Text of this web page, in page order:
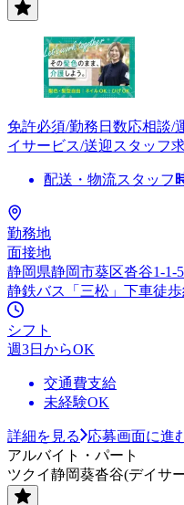
免許必須/勤務日数応相談/
イサービス/送迎スタッフ求
配送・物流スタッフ
勤務地
面接地
静岡県静岡市葵区沓谷1-1-5
静鉄バス「三松」下車徒歩
シフト
週3日からOK
交通費支給
未経験OK
詳細を見る
応募画面に進
アルバイト・パート
ツクイ静岡葵沓谷(デイサ